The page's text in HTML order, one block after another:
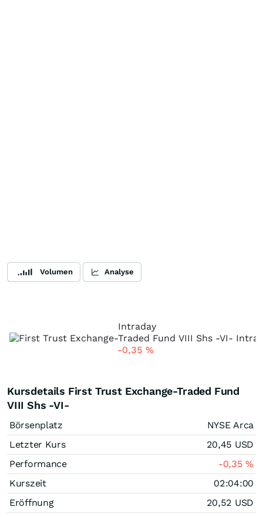
Volumen Analyse
Intraday
-0,35 %
Kursdetails First Trust Exchange-Traded Fund
VIII Shs -VI-
Börsenplatz
NYSE Arca
Letzter Kurs
20,45 USD
Performance
-0,35%
Kurszeit
02:04:00
Eröffnung
20,52 USD